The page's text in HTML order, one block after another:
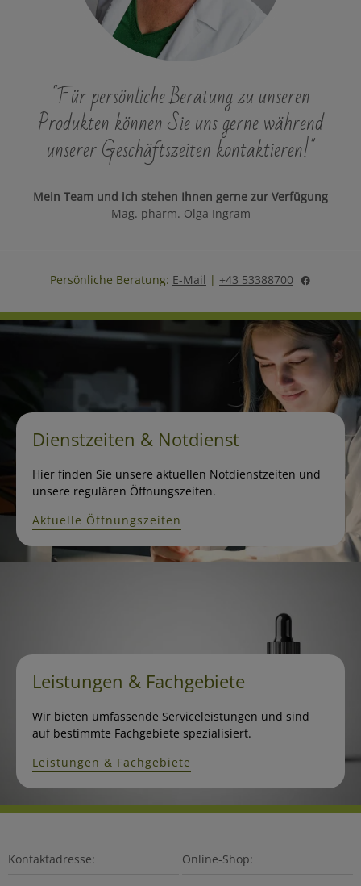
"Für persönliche Beratung zu unseren
Produkten können Sie uns gerne während
unserer Geschäftszeiten kontaktieren!"
Mein Team und ich stehen Ihnen gerne zur Verfügung
Mag. pharm. Olga Ingram
Persönliche Beratung: E-Mail | +43 53388700
Dienstzeiten & Notdienst
Hier finden Sie unsere aktuellen Notdienstzeiten und
unsere regulären Öffnungszeiten.
Aktuelle Öffnungszeiten
Leistungen & Fachgebiete
Wir bieten umfassende Serviceleistungen und sind
auf bestimmte Fachgebiete spezialisiert.
Leistungen & Fachgebiete
Kontaktadresse: Online-Shop: